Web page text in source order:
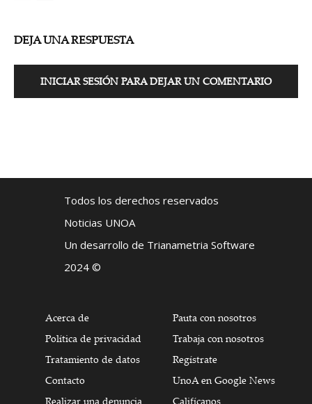
DEJA UNA RESPUESTA
INICIAR SESIÓN PARA DEJAR UN COMENTARIO
Todos los derechos reservados
Noticias UNOA
Un desarrollo de Trianametria Software
2024 ©
Acerca de
Política de privacidad
Tratamiento de datos
Contacto
Realizar una denuncia
Pauta con nosotros
Trabaja con nosotros
Regístrate
UnoA en Google News
Califícanos